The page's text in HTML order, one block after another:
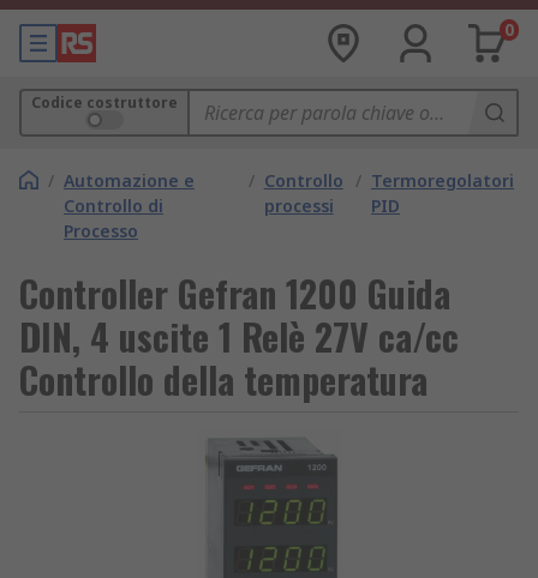
0
Codice costruttore
/ Automazione e
Controllo di
Processo
/ Controllo
processi
/ Termoregolatori
PID
Controller Gefran 1200 Guida
DIN, 4 uscite 1 Relè 27V ca/cc
Controllo della temperatura